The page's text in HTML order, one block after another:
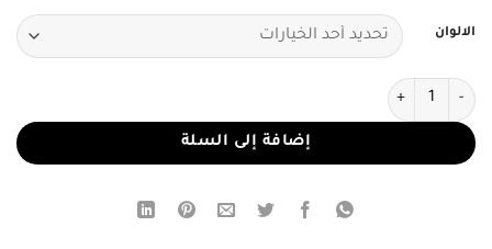
الالوان
كمية فستان سهرة فاخر قصة حورية
إضافة إلى السلة